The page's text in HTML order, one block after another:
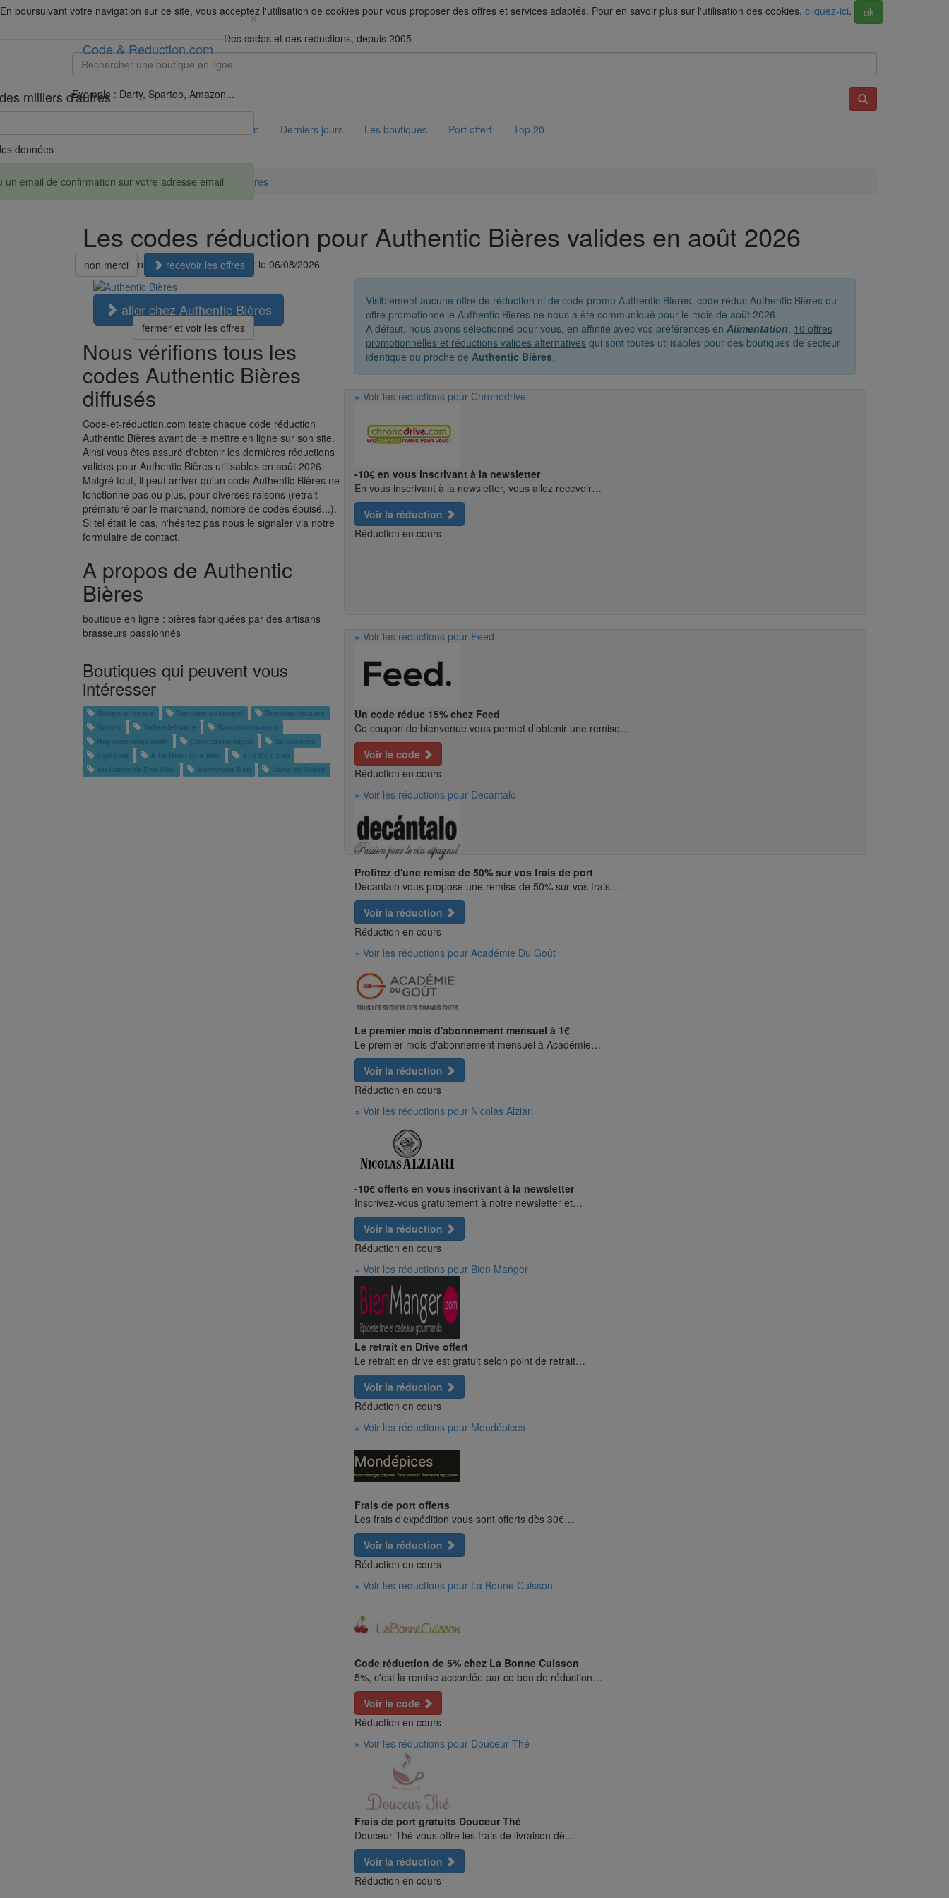
En poursuivant votre navigation sur ce site, vous acceptez l'utilisation de cookies pour vous proposer des offres et services adaptés. Pour en savoir plus sur l'utilisation des cookies, cliquez-ici. ok
Code & Reduction.com
Des codes et des réductions, depuis 2005
Exemple : Darty, Spartoo, Amazon...
Codes réduction Derniers jours Les boutiques Port offert Top 20
Accueil Réductions Authentic Bières
Les codes réduction pour Authentic Bières valides en août 2026
Les réductions sont considérées à jour le 06/08/2026
aller chez Authentic Bières
Nous vérifions tous les
codes Authentic Bières
diffusés
Code-et-réduction.com teste chaque code réduction
Authentic Bières avant de le mettre en ligne sur son site.
Ainsi vous êtes assuré d'obtenir les dernières réductions
valides pour Authentic Bières utilisables en août 2026.
Malgré tout, il peut arriver qu'un code Authentic Bières ne
fonctionne pas ou plus, pour diverses raisons (retrait
prématuré par le marchand, nombre de codes épuisé...).
Si tel était le cas, n'hésitez pas nous le signaler via notre
formulaire de contact.
A propos de Authentic
Bières
boutique en ligne : bières fabriquées par des artisans
brasseurs passionnés
Boutiques qui peuvent vous
intéresser
Nature-aliments Domaine-pastouret
Domainedecazes
Satoriz
Valleedefrance
Saucissons-secs
Royaumedelaviande
Charcuterie-bigou
Saucissons
75cl.com
A La Rose Des Vins
Allo De L'eau
Au Comptoir Des Vins
Autrement Bon Carré de Boeuf
Visiblement aucune offre de réduction ni de code promo Authentic Bières, code réduc Authentic Bières ou
offre promotionnelle Authentic Bières ne nous a été communiqué pour le mois de août 2026.
A défaut, nous avons sélectionné pour vous, en affinité avec vos préférences en Alimentation, 10 offres
promotionnelles et réductions valides alternatives qui sont toutes utilisables pour des boutiques de secteur
identique ou proche de Authentic Bières.
» Voir les réductions pour Chronodrive
-10€ en vous inscrivant à la newsletter
En vous inscrivant à la newsletter, vous allez recevoir…
Voir la réduction
Réduction en cours
» Voir les réductions pour Feed
Un code réduc 15% chez Feed
Ce coupon de bienvenue vous permet d'obtenir une remise…
Voir le code
Réduction en cours
» Voir les réductions pour Decantalo
Profitez d'une remise de 50% sur vos frais de port
Decantalo vous propose une remise de 50% sur vos frais…
Voir la réduction
Réduction en cours
» Voir les réductions pour Académie Du Goût
Le premier mois d'abonnement mensuel à 1€
Le premier mois d'abonnement mensuel à Académie…
Voir la réduction
Réduction en cours
» Voir les réductions pour Nicolas Alziari
-10€ offerts en vous inscrivant à la newsletter
Inscrivez-vous gratuitement à notre newsletter et…
Voir la réduction
Réduction en cours
» Voir les réductions pour Bien Manger
Le retrait en Drive offert
Le retrait en drive est gratuit selon point de retrait…
Voir la réduction
Réduction en cours
» Voir les réductions pour Mondépices
Frais de port offerts
Les frais d'expédition vous sont offerts dès 30€…
Voir la réduction
Réduction en cours
» Voir les réductions pour La Bonne Cuisson
Code réduction de 5% chez La Bonne Cuisson
5%, c'est la remise accordée par ce bon de réduction…
Voir le code
Réduction en cours
» Voir les réductions pour Douceur Thé
Frais de port gratuits Douceur Thé
Douceur Thé vous offre les frais de livraison dè…
Voir la réduction
Réduction en cours
×
milliers d'autres
données
email de confirmation sur votre adresse email
non merci recevoir les offres
fermer et voir les offres